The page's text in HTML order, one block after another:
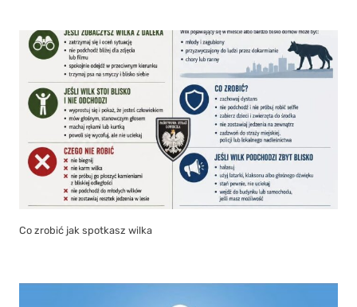
Co zrobić jak spotkasz wilka